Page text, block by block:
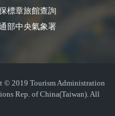
標章旅館查詢
部中央氣象署
2019 Tourism Administration
Rep. of China(Taiwan). All